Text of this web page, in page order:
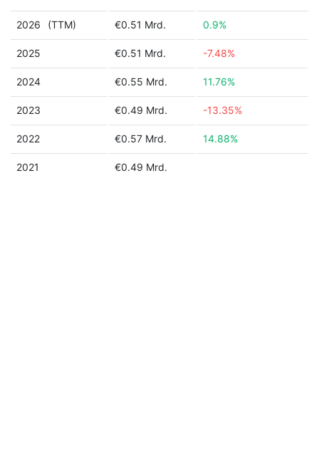
2026 (TTM) €0.51 Mrd. 0.9%
2025 €0.51 Mrd. -7.48%
2024 €0.55 Mrd. 11.76%
2023 €0.49 Mrd. -13.35%
2022 €0.57 Mrd. 14.88%
2021 €0.49 Mrd.